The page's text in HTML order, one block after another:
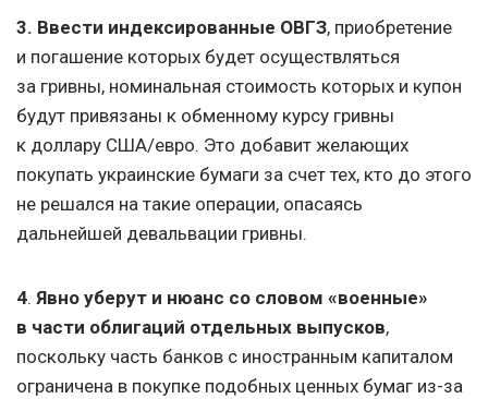
3. Ввести индексированные ОВГЗ, приобретение
и погашение которых будет осуществляться
за гривны, номинальная стоимость которых и купон
будут привязаны к обменному курсу гривны
к доллару США/евро. Это добавит желающих
покупать украинские бумаги за счет тех, кто до этого
не решался на такие операции, опасаясь
дальнейшей девальвации гривны.
4. Явно уберут и нюанс со словом «военные»
в части облигаций отдельных выпусков,
поскольку часть банков с иностранным капиталом
ограничена в покупке подобных ценных бумаг из-за